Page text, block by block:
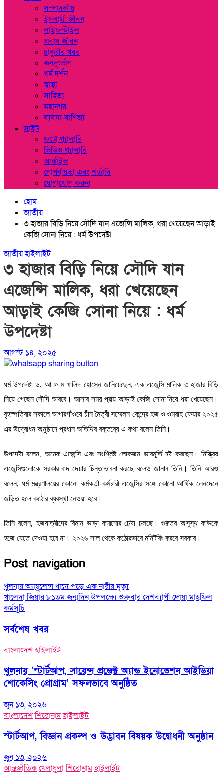
সম্পাদকীয়
ইসলামী জীবন
লাইফস্টাইল
প্রবাস জীবন
চাকুরীর খবর
জনদূর্ভোগ
ধর্ম দর্শন
স্বাস্থ্য
সাহিত্য
মহানগর
ব্যবসা-বাণিজ্য
সাইট
ফটো গ্যালারি
ভিডিও গ্যালারি
আর্কাইভ
গোপনীয়তা এবং শর্তাদি
যোগাযোগ করুন
হোম
জাতীয়
৩ হাজার বিড়ি নিয়ে সৌদি যান এজেন্সি মালিক, ধরা খেয়েছেন আড়াই
কেজি সোনা নিয়ে : ধর্ম উপদেষ্টা
জাতীয়হাইলাইট
৩ হাজার বিড়ি নিয়ে সৌদি যান
এজেন্সি মালিক, ধরা খেয়েছেন
আড়াই কেজি সোনা নিয়ে : ধর্ম
উপদেষ্টা
আগস্ট ১৪, ২০২৫
ধর্ম উপদেষ্টা ড. আ ফ ম খালিদ হোসেন জানিয়েছেন, এক এজেন্সি মালিক ৩ হাজার বিড়ি
নিয়ে গেছেন সৌদি আরবে। আসার সময় প্রায় আড়াই কেজি সোনা নিয়ে ধরা খেয়েছেন।
বৃহস্পতিবার সকালে আগারগাঁওয়ে চীন মৈত্রী সম্মেলন কেন্দ্রে হজ ও ওমরাহ ফেয়ার ২০২৫
এর উদ্বোধন অনুষ্ঠানে প্রধান অতিথির বক্তব্যে এ কথা বলেন তিনি।
উপদেষ্টা বলেন, অনেক এজেন্সি এবং সংশ্লিষ্ট লোকজন ভাবমূর্তি নষ্ট করছেন। নিষ্ক্রিয়
এজেন্সিগুলোকে সরকার বাদ দেয়ার চিন্তাভাবনা করছে বলেও জানান তিনি। তিনি আরও
বলেন, ধর্ম মন্ত্রণালয়ের কোনো কর্মকর্তা-কর্মচারী এজেন্সির সঙ্গে কোনো আর্থিক লেনদেনে
জড়িত হলে কঠোর ব্যবস্থা নেওয়া হবে।
তিনি বলেন, হজযাত্রীদের বিমান ভাড়া কমানোর চেষ্টা চলছে। গুরুতর অসুস্থ কাউকে
হজে যেতে দেওয়া হবে না। ২০২৬ সাল থেকে কঠোরভাবে মনিটরিং করবে সরকার।
Post navigation
খুলনায় অ্যাম্বুলেন্স খাদে পড়ে এক নারীর মৃত্যু
খালেদা জিয়ার ৮১তম জন্মদিন উপলক্ষ্যে শুক্রবার দেশব্যাপী দোয়া মাহফিল
কর্মসূচি
সর্বশেষ খবর
বাংলাদেশহাইলাইট
খুলনায় ‘স্টার্টআপ, সায়েন্স প্রজেক্ট অ্যান্ড ইনোভেশন আইডিয়া
শোকেসিং প্রোগ্রাম’ সফলভাবে অনুষ্ঠিত
জুন ১৩, ২০২৬
বাংলাদেশশিরোনামহাইলাইট
স্টার্টআপ, বিজ্ঞান প্রকল্প ও উদ্ভাবন বিষয়ক উদ্বোধনী অনুষ্ঠান
জুন ১৩, ২০২৬
আন্তর্জাতিকখেলাধুলাশিরোনামহাইলাইট